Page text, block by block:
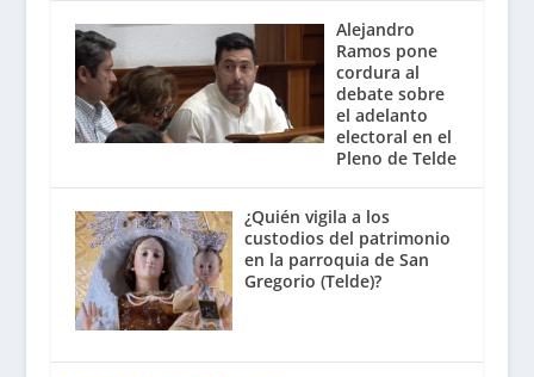
Alejandro
Ramos pone
cordura al
debate sobre
el adelanto
electoral en el
Pleno de Telde
¿Quién vigila a los
custodios del patrimonio
en la parroquia de San
Gregorio (Telde)?